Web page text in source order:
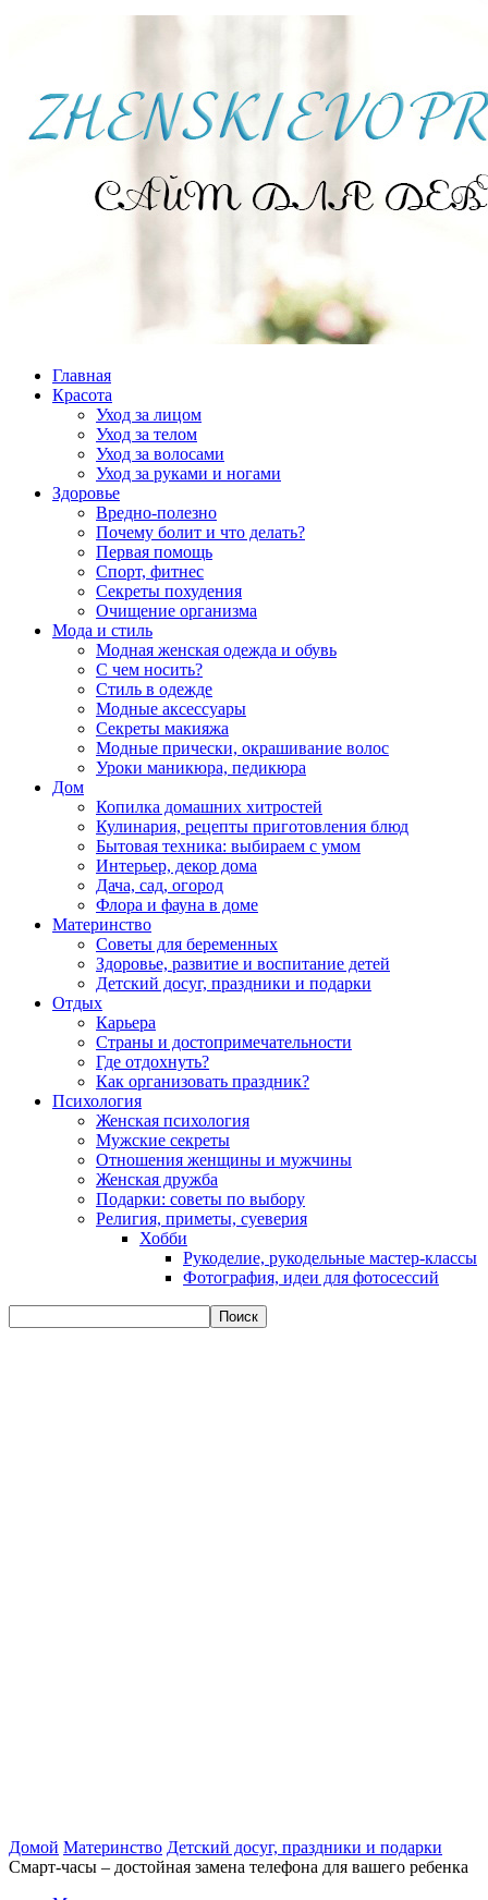
Главная
Красота
Уход за лицом
Уход за телом
Уход за волосами
Уход за руками и ногами
Здоровье
Вредно-полезно
Почему болит и что делать?
Первая помощь
Спорт, фитнес
Секреты похудения
Очищение организма
Мода и стиль
Модная женская одежда и обувь
С чем носить?
Стиль в одежде
Модные аксессуары
Секреты макияжа
Модные прически, окрашивание волос
Уроки маникюра, педикюра
Дом
Копилка домашних хитростей
Кулинария, рецепты приготовления блюд
Бытовая техника: выбираем с умом
Интерьер, декор дома
Дача, сад, огород
Флора и фауна в доме
Материнство
Советы для беременных
Здоровье, развитие и воспитание детей
Детский досуг, праздники и подарки
Отдых
Карьера
Страны и достопримечательности
Где отдохнуть?
Как организовать праздник?
Психология
Женская психология
Мужские секреты
Отношения женщины и мужчины
Женская дружба
Подарки: советы по выбору
Религия, приметы, суеверия
Хобби
Рукоделие, рукодельные мастер-классы
Фотография, идеи для фотосессий
Домой Материнство Детский досуг, праздники и подарки
Смарт-часы – достойная замена телефона для вашего ребенка